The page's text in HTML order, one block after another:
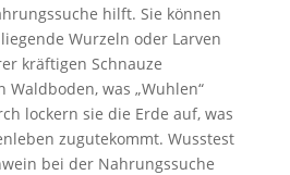
hilft. Sie können
Wurzeln oder Larven
kräftigen Schnauze
was „Wuhlen“
lockern sie die Erde auf, was
zugutekommt. Wusstest
bei der Nahrungssuche